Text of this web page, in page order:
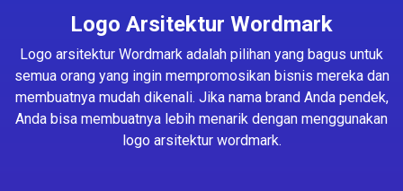
Logo Arsitektur Wordmark
Logo arsitektur Wordmark adalah pilihan yang bagus untuk
semua orang yang ingin mempromosikan bisnis mereka dan
membuatnya mudah dikenali. Jika nama brand Anda pendek,
Anda bisa membuatnya lebih menarik dengan menggunakan
logo arsitektur wordmark.